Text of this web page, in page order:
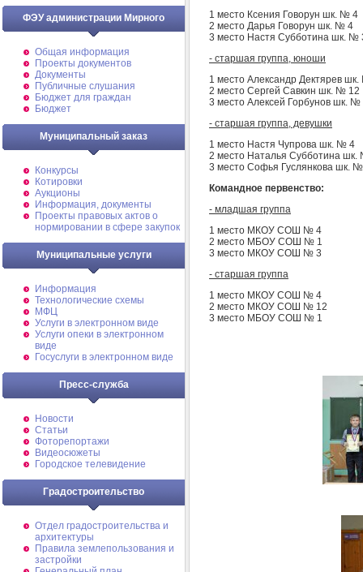
ФЭУ администрации Мирного
Общая информация
Проекты документов
Документы
Публичные слушания
Бюджет для граждан
Бюджет
Муниципальный заказ
Конкурсы
Котировки
Аукционы
Информация, документы
Проекты правовых актов о
нормировании в сфере закупок
Муниципальные услуги
Информация
Технологические схемы
МФЦ
Услуги в электронном виде
Услуги опеки в электронном
виде
Госуслуги в электронном виде
Пресс-служба
Новости
Статьи
Фоторепортажи
Видеосюжеты
Городское телевидение
Градостроительство
Отдел градостроительства и
архитектуры
Правила землепользования и
застройки
1 место Ксения Говорун шк. № 4
2 место Дарья Говорун шк. № 4
3 место Настя Субботина шк. №
- старшая группа, юноши
1 место Александр Дектярев
2 место Сергей Савкин шк. № 12
3 место Алексей Горбунов шк. №
- старшая группа, девушки
1 место Настя Чупрова шк. № 4
2 место Наталья Субботина
3 место Софья Гуслянкова шк.
Командное первенство:
- младшая группа
1 место МКОУ СОШ № 4
2 место МБОУ СОШ № 1
3 место МКОУ СОШ № 3
- старшая группа
1 место МКОУ СОШ № 4
2 место МКОУ СОШ № 12
3 место МБОУ СОШ № 1